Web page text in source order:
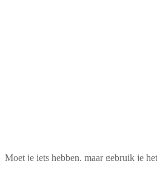
Moet je iets hebben, maar gebruik je